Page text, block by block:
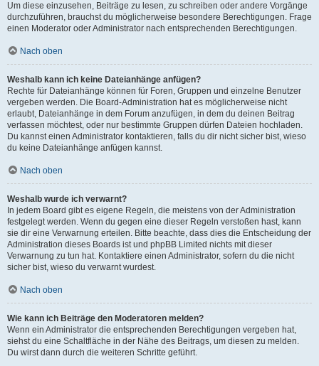
Um diese einzusehen, Beiträge zu lesen, zu schreiben oder andere Vorgänge
durchzuführen, brauchst du möglicherweise besondere Berechtigungen. Frage
einen Moderator oder Administrator nach entsprechenden Berechtigungen.
Nach oben
Weshalb kann ich keine Dateianhänge anfügen?
Rechte für Dateianhänge können für Foren, Gruppen und einzelne Benutzer
vergeben werden. Die Board-Administration hat es möglicherweise nicht
erlaubt, Dateianhänge in dem Forum anzufügen, in dem du deinen Beitrag
verfassen möchtest, oder nur bestimmte Gruppen dürfen Dateien hochladen.
Du kannst einen Administrator kontaktieren, falls du dir nicht sicher bist, wieso
du keine Dateianhänge anfügen kannst.
Nach oben
Weshalb wurde ich verwarnt?
In jedem Board gibt es eigene Regeln, die meistens von der Administration
festgelegt werden. Wenn du gegen eine dieser Regeln verstoßen hast, kann
sie dir eine Verwarnung erteilen. Bitte beachte, dass dies die Entscheidung der
Administration dieses Boards ist und phpBB Limited nichts mit dieser
Verwarnung zu tun hat. Kontaktiere einen Administrator, sofern du die nicht
sicher bist, wieso du verwarnt wurdest.
Nach oben
Wie kann ich Beiträge den Moderatoren melden?
Wenn ein Administrator die entsprechenden Berechtigungen vergeben hat,
siehst du eine Schaltfläche in der Nähe des Beitrags, um diesen zu melden.
Du wirst dann durch die weiteren Schritte geführt.